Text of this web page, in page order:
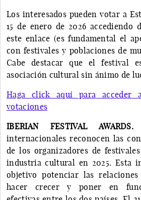
Los interesados pueden votar a
15 de enero de 2026 accediendo
este enlace (es fundamental el
con festivales y poblaciones de
Cabe destacar que el festival
asociación cultural sin ánimo de
Haga click aquí para acceder
votaciones
IBERIAN FESTIVAL AWARDS.
internacionales reconocen las
de los organizadores de
industria cultural en 2025. Esta
objetivo potenciar las
hacer crecer y poner en